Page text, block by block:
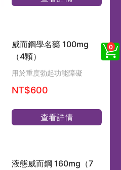
威而鋼學名藥 100mg
（4顆）
用於重度勃起功能障礙
NT$600
查看詳情
液態威而鋼 160mg（7